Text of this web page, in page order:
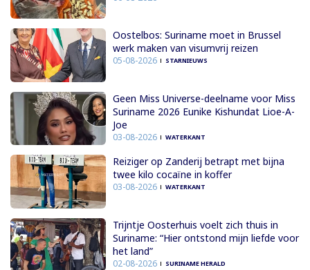
Oostelbos: Suriname moet in Brussel
werk maken van visumvrij reizen
05-08-2026 STARNIEUWS
Geen Miss Universe-deelname voor Miss
Suriname 2026 Eunike Kishundat Lioe-A-
Joe
03-08-2026 WATERKANT
Reiziger op Zanderij betrapt met bijna
twee kilo cocaïne in koffer
03-08-2026 WATERKANT
Trijntje Oosterhuis voelt zich thuis in
Suriname: “Hier ontstond mijn liefde voor
het land”
02-08-2026 SURINAME HERALD